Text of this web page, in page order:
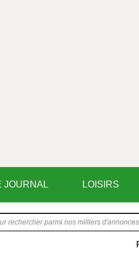
JOURNAL LOISIRS